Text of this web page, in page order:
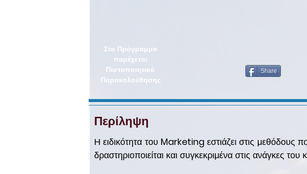
Στο Πρόγραμμα
παρέχεται
Πιστοποιητικό
Παρακολούθησης
Share
Περίληψη
Η ειδικότητα του Marketing εστιάζει στις μεθόδους
δραστηριοποιείται και συγκεκριμένα στις ανάγκες